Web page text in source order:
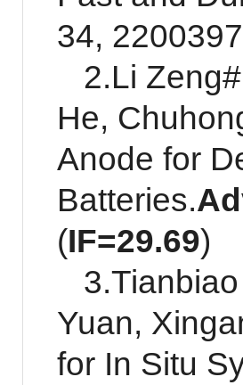
34,
2.Li
He,
Anode for
Batteries.
(IF=29.69)
Yuan,
for In Situ